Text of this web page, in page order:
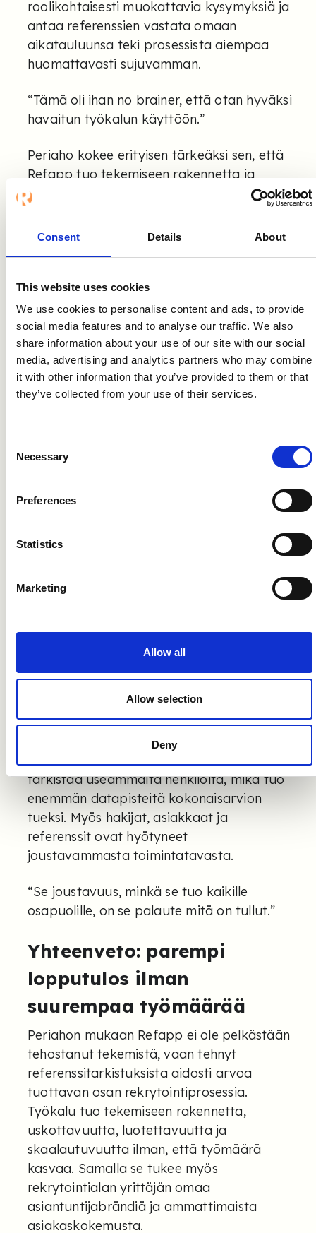
Consent Details About
This website uses cookies
We use cookies to personalise content and ads, to provide
social media features and to analyse our traffic. We also
share information about your use of our site with our social
media, advertising and analytics partners who may combine
it with other information that you’ve provided to them or that
they’ve collected from your use of their services.
Selection
Necessary
Preferences
Statistics
Marketing
Allow all
Allow selection
Deny
roolikohtaisesti muokattavia kysymyksiä ja
antaa referenssien vastata omaan
aikatauluunsa teki prosessista aiempaa
huomattavasti sujuvamman.
“Tämä oli ihan no brainer, että otan hyväksi
havaitun työkalun käyttöön.”
Periaho kokee erityisen tärkeäksi sen, että
Refapp tuo tekemiseen rakennetta ja
ammattimaisuutta ilman ylimääräistä
luettavia ja vertailtavia, ja heti valmis
yrittäjän näkökulmasta.
Tulos: enemmän aikaa
olennaiseen ja parempi
kokemus kaikille
merkittävästi ja vapauttanut aikaa
ettei kaikkea vapautunutta aikaa tarvitse
täyttää uudella työllä, vaan välillä tärkeää
on myös mahdollisuus hengähtää kiireisen
“Ei sitä vapautunutta aikaa tarvitse aina
vaikka pitää kahvitauon.”
työn laatua. Strukturoitu data tekee
referensseistä helpommin vertailtavia ja
tukee asiakkaiden päätöksentekoa
aiempaa paremmin. Koska referenssien
kerääminen on kevyempää, niitä voidaan
tarkistaa useammalta henkilöltä, mikä tuo
enemmän datapisteitä kokonaisarvion
tueksi. Myös hakijat, asiakkaat ja
referenssit ovat hyötyneet
joustavammasta toimintatavasta.
“Se joustavuus, minkä se tuo kaikille
osapuolille, on se palaute mitä on tullut.”
Yhteenveto: parempi
lopputulos ilman
suurempaa työmäärää
Periahon mukaan Refapp ei ole pelkästään
tehostanut tekemistä, vaan tehnyt
referenssitarkistuksista aidosti arvoa
tuottavan osan rekrytointiprosessia.
Työkalu tuo tekemiseen rakennetta,
uskottavuutta, luotettavuutta ja
skaalautuvuutta ilman, että työmäärä
kasvaa. Samalla se tukee myös
rekrytointialan yrittäjän omaa
asiantuntijabrändiä ja ammattimaista
asiakaskokemusta.